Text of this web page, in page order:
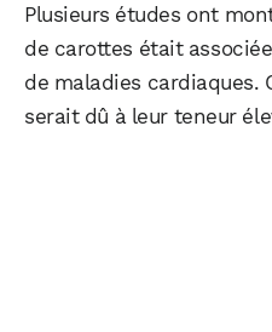
Plusieurs études ont
de carottes était
de maladies
serait dû à leur teneur